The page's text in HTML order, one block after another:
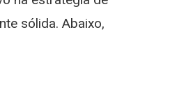
sólida. Abaixo,